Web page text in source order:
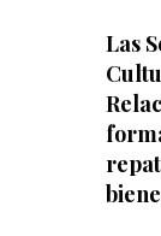
Las